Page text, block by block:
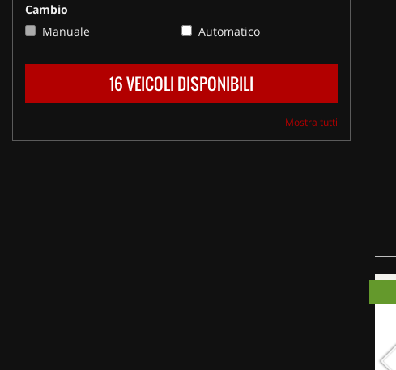
Cambio
Manuale
Automatico
16 VEICOLI DISPONIBILI
Mostra tutti